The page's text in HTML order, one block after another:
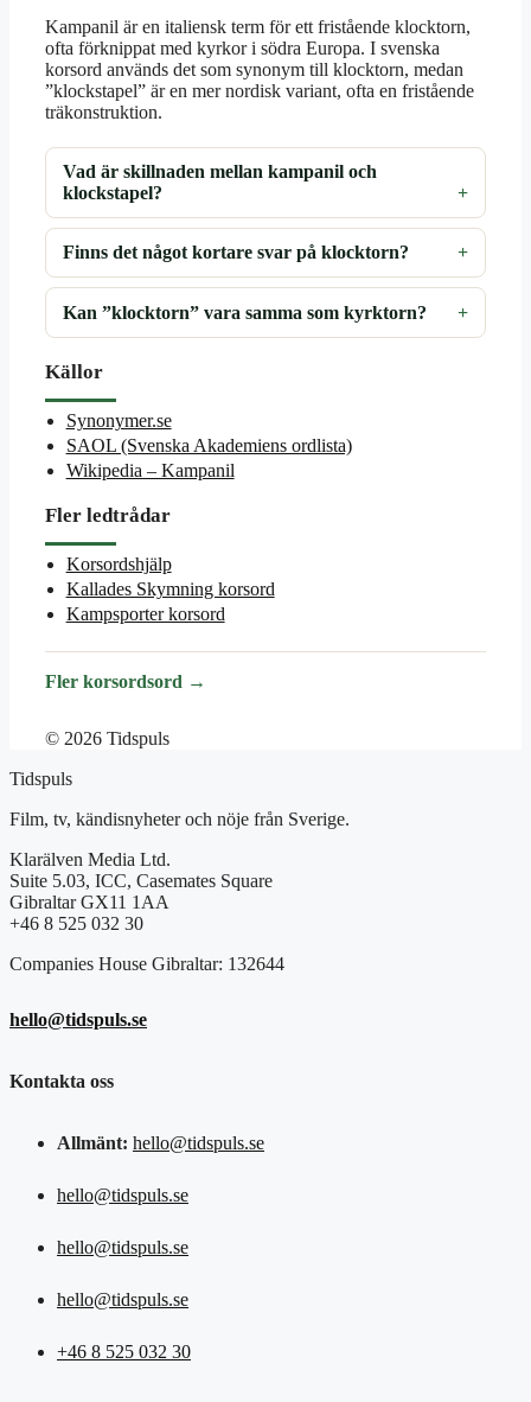
Kampanil är en italiensk term för ett fristående klocktorn,
ofta förknippat med kyrkor i södra Europa. I svenska
korsord används det som synonym till klocktorn, medan
”klockstapel” är en mer nordisk variant, ofta en fristående
träkonstruktion.
Vad är skillnaden mellan kampanil och
klockstapel?
Finns det något kortare svar på klocktorn?
Kan ”klocktorn” vara samma som kyrktorn?
Källor
Synonymer.se
SAOL (Svenska Akademiens ordlista)
Wikipedia – Kampanil
Fler ledtrådar
Korsordshjälp
Kallades Skymning korsord
Kampsporter korsord
Fler korsordsord →
© 2026 Tidspuls
Tidspuls
Film, tv, kändisnyheter och nöje från Sverige.
Klarälven Media Ltd.
Suite 5.03, ICC, Casemates Square
Gibraltar GX11 1AA
+46 8 525 032 30
Companies House Gibraltar: 132644
hello@tidspuls.se
Kontakta oss
Allmänt: hello@tidspuls.se
hello@tidspuls.se
hello@tidspuls.se
hello@tidspuls.se
+46 8 525 032 30